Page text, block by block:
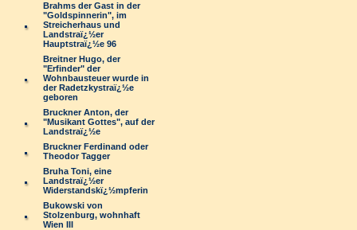
Brahms der Gast in der
"Goldspinnerin", im
Streicherhaus und
Landstraï¿½er
Hauptstraï¿½e 96
Breitner Hugo, der
"Erfinder" der
Wohnbausteuer wurde in
der Radetzkystraï¿½e
geboren
Bruckner Anton, der
"Musikant Gottes", auf der
Landstraï¿½e
Bruckner Ferdinand oder
Theodor Tagger
Bruha Toni, eine
Landstraï¿½er
Widerstandskï¿½mpferin
Bukowski von
Stolzenburg, wohnhaft
Wien III